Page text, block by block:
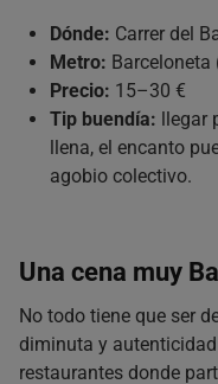
Dónde: Carrer del
Metro: Barceloneta
Precio: 15–30 €
Tip buendía: llegar
llena, el encanto
agobio colectivo.
Una cena muy
No todo tiene que ser
diminuta y
restaurantes donde